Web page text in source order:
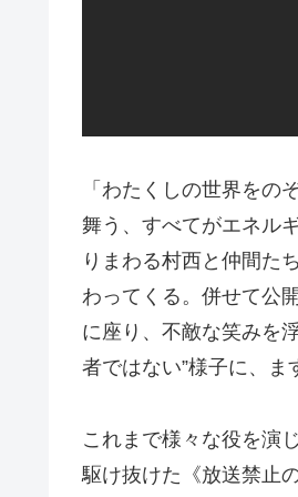
「わたくしの世界を
舞う、すべてがエネル
りまわる村西と仲間た
わってくる。併せて公
に座り、不敵な笑みを
者ではない”様子に、ま
これまで様々な役を演
駆け抜けた《放送禁止